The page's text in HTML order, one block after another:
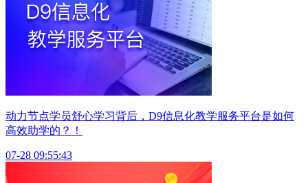
动力节点学员舒心学习背后，D9信息化教学服务平台是如何
高效助学的？！
07-28 09:55:43